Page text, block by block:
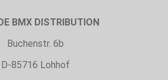
BMX DISTRIBUTION
Buchenstr. 6b
D-85716 Lohhof